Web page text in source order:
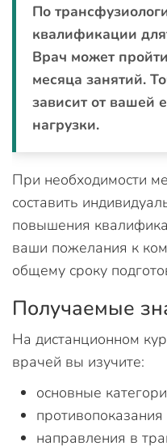
По
квалификации
Врач может
месяца занятий.
зависит от вашей
нагрузки.
При необходимости
составить
повышения
ваши пожелания к
общему сроку
Получаемые
На дистанционном
врачей вы изучите:
основные
противопоказания
направления в